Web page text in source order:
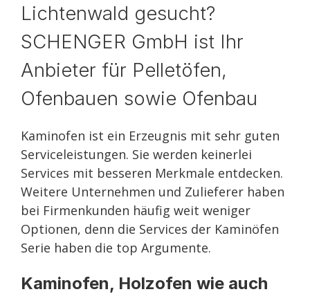
Lichtenwald gesucht?
SCHENGER GmbH ist Ihr
Anbieter für Pelletöfen,
Ofenbauen sowie Ofenbau
Kaminofen ist ein Erzeugnis mit sehr guten
Serviceleistungen. Sie werden keinerlei
Services mit besseren Merkmale entdecken.
Weitere Unternehmen und Zulieferer haben
bei Firmenkunden häufig weit weniger
Optionen, denn die Services der Kaminöfen
Serie haben die top Argumente.
Kaminofen, Holzofen wie auch